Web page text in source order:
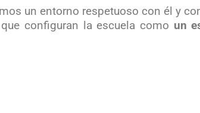
un entorno respetuoso con él y
configuran la escuela como un